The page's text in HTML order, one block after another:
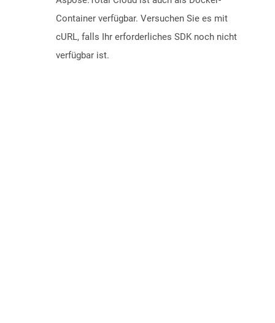
Container verfügbar. Versuchen Sie es mit
cURL, falls Ihr erforderliches SDK noch nicht
verfügbar ist.